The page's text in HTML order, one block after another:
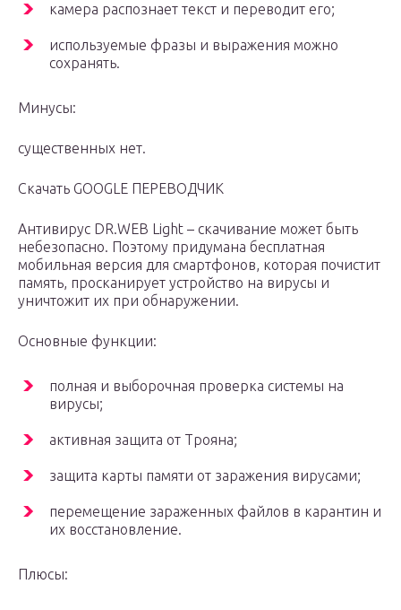
камера распознает текст и переводит его;
используемые фразы и выражения можно
сохранять.
Минусы:
существенных нет.
Скачать GOOGLE ПЕРЕВОДЧИК
Антивирус DR.WEB Light – скачивание может быть
небезопасно. Поэтому придумана бесплатная
мобильная версия для смартфонов, которая почистит
память, просканирует устройство на вирусы и
уничтожит их при обнаружении.
Основные функции:
полная и выборочная проверка системы на
вирусы;
активная защита от Трояна;
защита карты памяти от заражения вирусами;
перемещение зараженных файлов в карантин и
их восстановление.
Плюсы: